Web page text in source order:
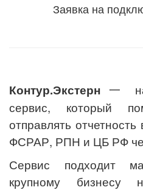
Заявка на
Контур.Экстерн 一
сервис, который
отправлять
ФСРАР, РПН и ЦБ РФ
Сервис подходит
крупному бизнесу